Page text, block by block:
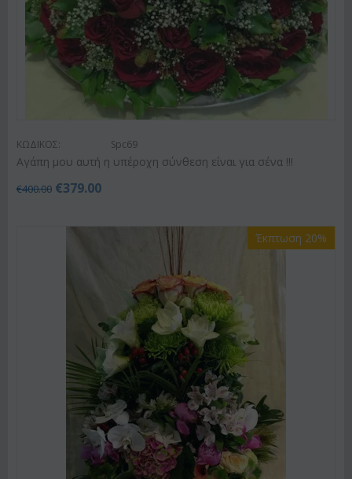
ΚΩΔΙΚΟΣ: Spc69
Αγάπη μου αυτή η υπέροχη σύνθεση είναι για σένα !!!
€400.00 €379.00
Έκπτωση 20%